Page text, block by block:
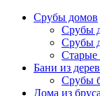
Срубы домов
Срубы
Срубы
Старые
Бани из
Срубы
Дома из бруса